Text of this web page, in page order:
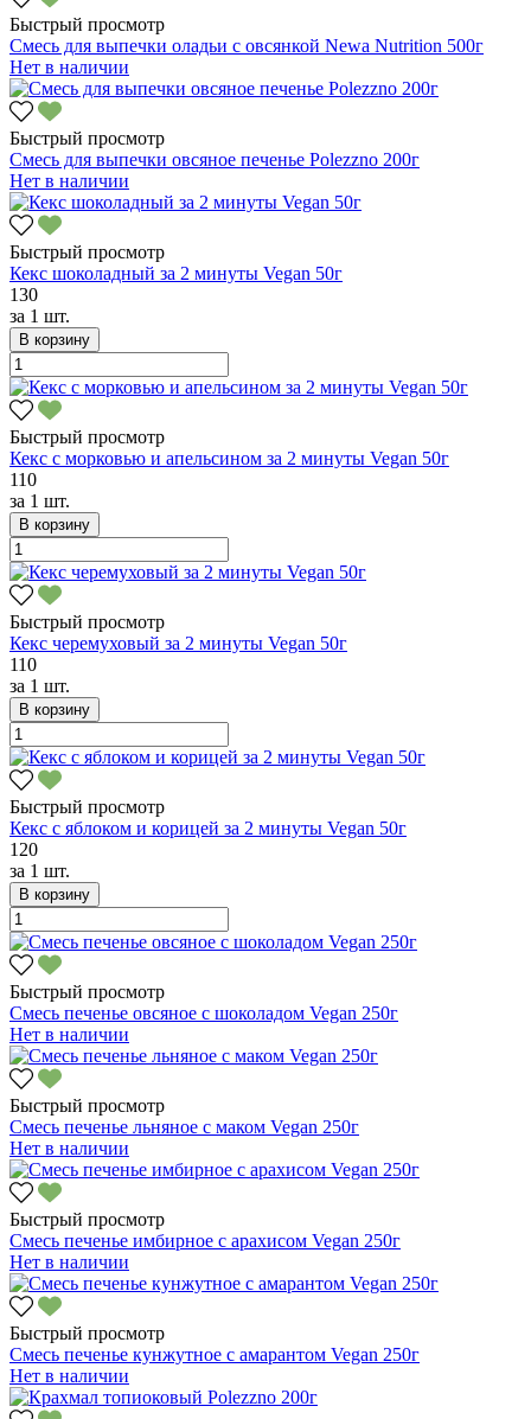
Быстрый просмотр
Смесь для выпечки оладьи с овсянкой Newa Nutrition 500г
Нет в наличии
Быстрый просмотр
Смесь для выпечки овсяное печенье Polezzno 200г
Нет в наличии
Быстрый просмотр
Кекс шоколадный за 2 минуты Vegan 50г
130
за 1 шт.
В корзину
Быстрый просмотр
Кекс с морковью и апельсином за 2 минуты Vegan 50г
110
за 1 шт.
В корзину
Быстрый просмотр
Кекс черемуховый за 2 минуты Vegan 50г
110
за 1 шт.
В корзину
Быстрый просмотр
Кекс с яблоком и корицей за 2 минуты Vegan 50г
120
за 1 шт.
В корзину
Быстрый просмотр
Смесь печенье овсяное с шоколадом Vegan 250г
Нет в наличии
Быстрый просмотр
Смесь печенье льняное с маком Vegan 250г
Нет в наличии
Быстрый просмотр
Смесь печенье имбирное с арахисом Vegan 250г
Нет в наличии
Быстрый просмотр
Смесь печенье кунжутное с амарантом Vegan 250г
Нет в наличии